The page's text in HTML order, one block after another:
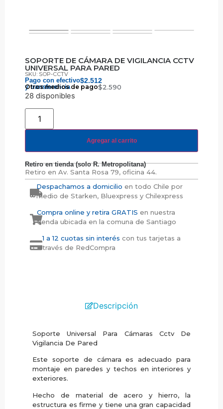
SOPORTE DE CÁMARA DE VIGILANCIA CCTV
UNIVERSAL PARA PARED
SKU: SOP-CCTV
Pago con efectivo
y transferencia
$2.512
Otros medios de pago$2.590
28 disponibles
Agregar al carrito
Retiro en tienda (solo R. Metropolitana)
Retiro en Av. Santa Rosa 79, oficina 44.
Despachamos a domicilio en todo Chile por
medio de Starken, Bluexpress y Chilexpress
Compra online y retira GRATIS en nuestra
tienda ubicada en la comuna de Santiago
1 a 12 cuotas sin interés con tus tarjetas a
través de RedCompra
Descripción
Soporte Universal Para Cámaras Cctv De
Vigilancia De Pared
Este soporte de cámara es adecuado para
montaje en paredes y techos en interiores y
exteriores.
Hecho de material de acero y hierro, la
estructura es firme y tiene una gran capacidad